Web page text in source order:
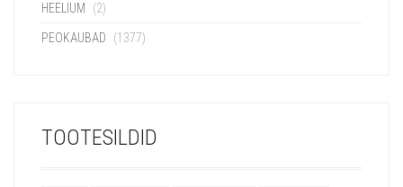
HEELIUM (2)
PEOKAUBAD (1377)
TOOTESILDID